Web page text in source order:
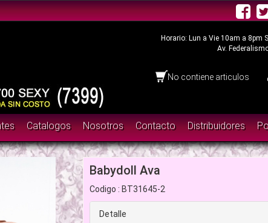
Nayarit, Tonalá, Cancún, Nuevo Vallarta, Córdoba Veracruz,
Horario: Lun a Vie 10am a 8pm
Av.
No contiene articulos
Catalogos Nosotros Contacto Distribuidores
Babydoll Ava
Codigo : BT31645-2
Detalle